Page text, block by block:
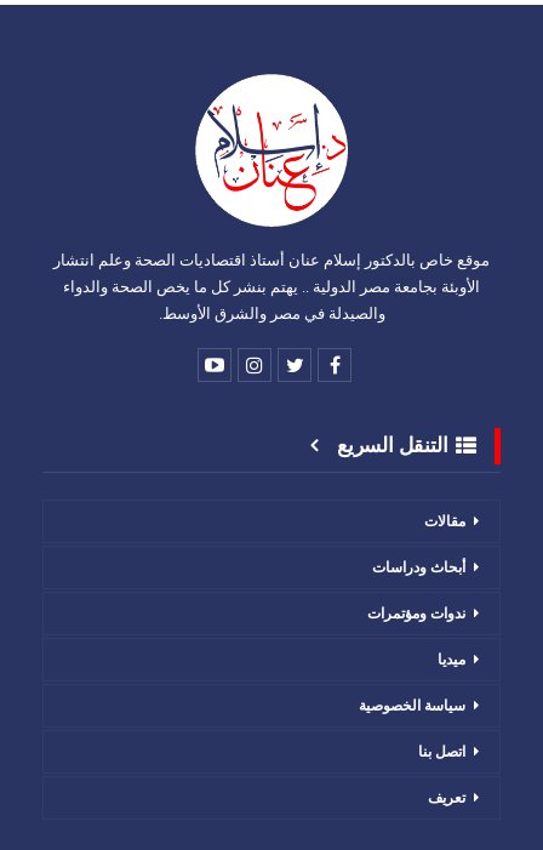
موقع خاص بالدكتور إسلام عنان أستاذ اقتصاديات الصحة وعلم انتشار
الأوبئة بجامعة مصر الدولية .. يهتم بنشر كل ما يخص الصحة والدواء
والصيدلة في مصر والشرق الأوسط.
التنقل السريع
مقالات
أبحاث ودراسات
ندوات ومؤتمرات
ميديا
سياسة الخصوصية
اتصل بنا
تعريف